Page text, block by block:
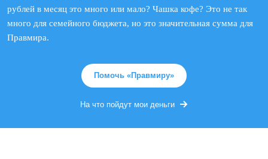
рублей в месяц это много или мало? Чашка кофе? Это не так
много для семейного бюджета, но это значительная сумма для
Правмира.
Помочь «Правмиру»
На что пойдут мои деньги